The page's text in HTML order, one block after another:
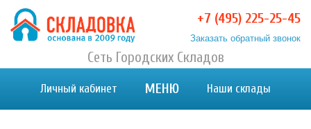
Хранение вещей в Москве и МО. Склад временного
Хранение вещей в Москве и МО. Склад временного хранения. Складовка
+7 (495) 225-25-45
Заказать обратный звонок
Сеть Городских Складов
Личный кабинет МЕНЮ Наши склады